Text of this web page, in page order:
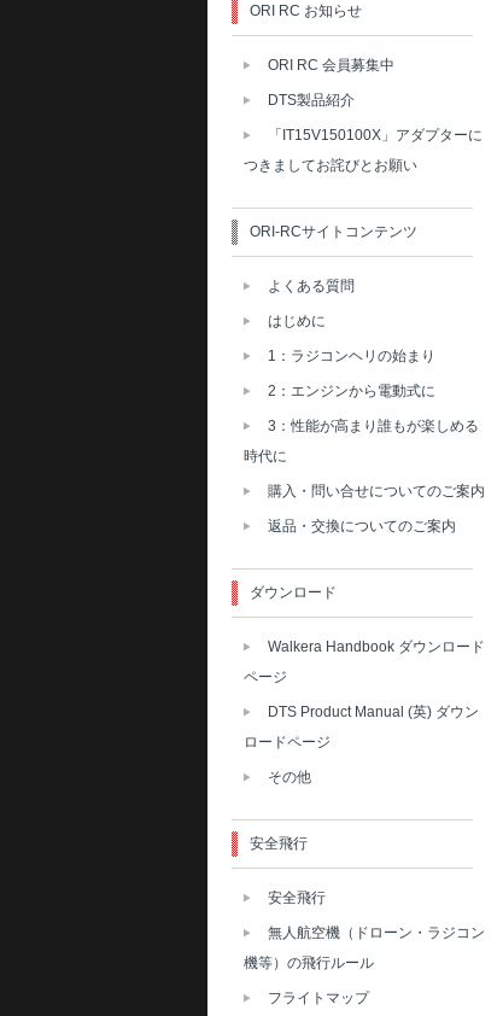
ORI RC お知らせ
ORI RC 会員募集中
DTS製品紹介
「IT15V150100X」アダプターに
つきましてお詫びとお願い
ORI-RCサイトコンテンツ
よくある質問
はじめに
1：ラジコンヘリの始まり
2：エンジンから電動式に
3：性能が高まり誰もが楽しめる
時代に
購入・問い合せについてのご案内
返品・交換についてのご案内
ダウンロード
Walkera Handbook ダウンロード
ページ
DTS Product Manual (英) ダウン
ロードページ
その他
安全飛行
安全飛行
無人航空機（ドローン・ラジコン
機等）の飛行ルール
フライトマップ